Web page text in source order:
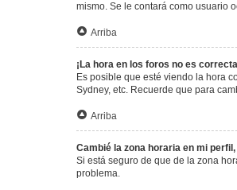
mismo. Se le contará como usuario
Arriba
¡La hora en los foros no es
Es posible que esté viendo la hora
Sydney, etc. Recuerde que para
Arriba
Cambié la zona horaria en mi
Si está seguro de que de la zona
problema.